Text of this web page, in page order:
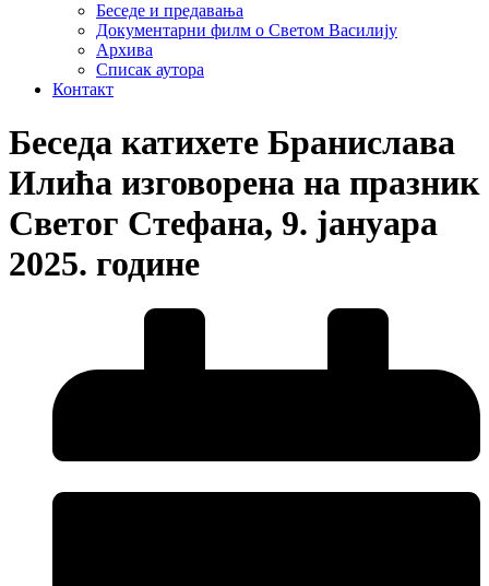
Беседе и предавања
Документарни филм о Светом Василију
Архива
Списак аутора
Контакт
Беседа катихете Бранислава
Илића изговорена на празник
Светог Стефана, 9. јануара
2025. године